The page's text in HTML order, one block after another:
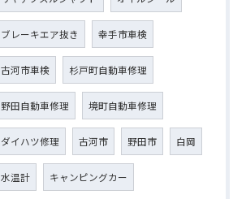
ブレーキエア抜き 幸手市車検
古河市車検 杉戸町自動車修理
野田自動車修理 境町自動車修理
ダイハツ修理 古河市 野田市 白岡
水温計 キャンピングカー